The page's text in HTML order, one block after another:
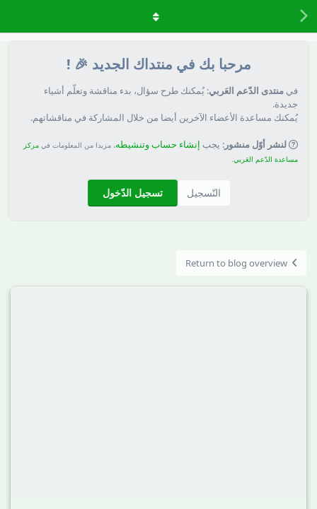
مرحبا بك في منتداك الجديد 🎉 !
في منتدى الدّعم العَربي: يُمكنك طرح سؤال، بدء مناقشة وتعلّم أشياء
جديدة.
يُمكنك مساعدة الأعضاء الآخرين أيضا من خلال المشاركة في مناقشاتهم.
لنشر أوّل منشور : يجب إنشاء حساب وتنشيطه. مزيدا من المعلومات في مركز
مساعدة الدّعم العَربي.
التّسجيل تسجيل الدّخول
Return to blog overview